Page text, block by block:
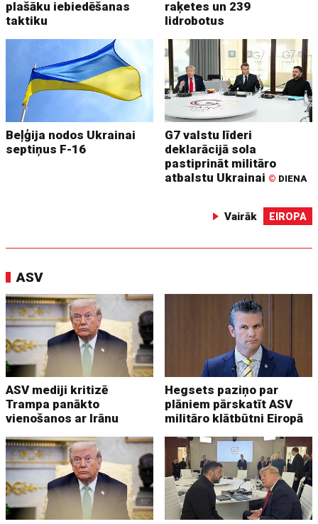
plašāku iebiedēšanas
taktiku
raķetes un 239
lidrobotus
Beļģija nodos Ukrainai
septiņus F-16
G7 valstu līderi
deklarācijā sola
pastiprināt militāro
atbalstu Ukrainai © DIENA
Vairāk EIROPA
ASV
ASV mediji kritizē
Trampa panākto
vienošanos ar Irānu
Hegsets paziņo par
plāniem pārskatīt ASV
militāro klātbūtni Eiropā